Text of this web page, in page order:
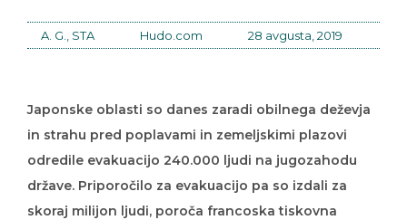
A. G., STA Hudo.com 28 avgusta, 2019
Japonske oblasti so danes zaradi obilnega deževja
in strahu pred poplavami in zemeljskimi plazovi
odredile evakuacijo 240.000 ljudi na jugozahodu
države. Priporočilo za evakuacijo pa so izdali za
skoraj milijon ljudi, poroča francoska tiskovna